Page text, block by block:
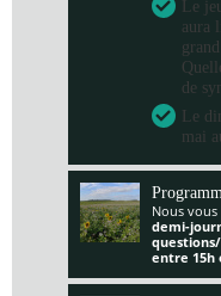
Le
aura
de
Le
mai
Nous
demi-
entre 15h